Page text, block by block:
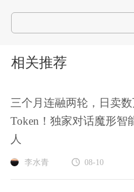
相关推荐
三个月连融两轮，日卖
Token！独家对话魔形智
人
李水青 08-10